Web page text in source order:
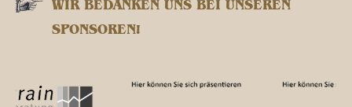
WIR BEDANKEN UNS BEI UNSEREN
SPONSOREN!